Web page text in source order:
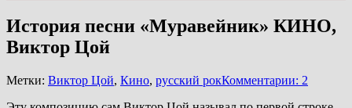
История песни «Муравейник» КИНО,
Виктор Цой
Метки: Виктор Цой, Кино, русский рокКомментарии: 2